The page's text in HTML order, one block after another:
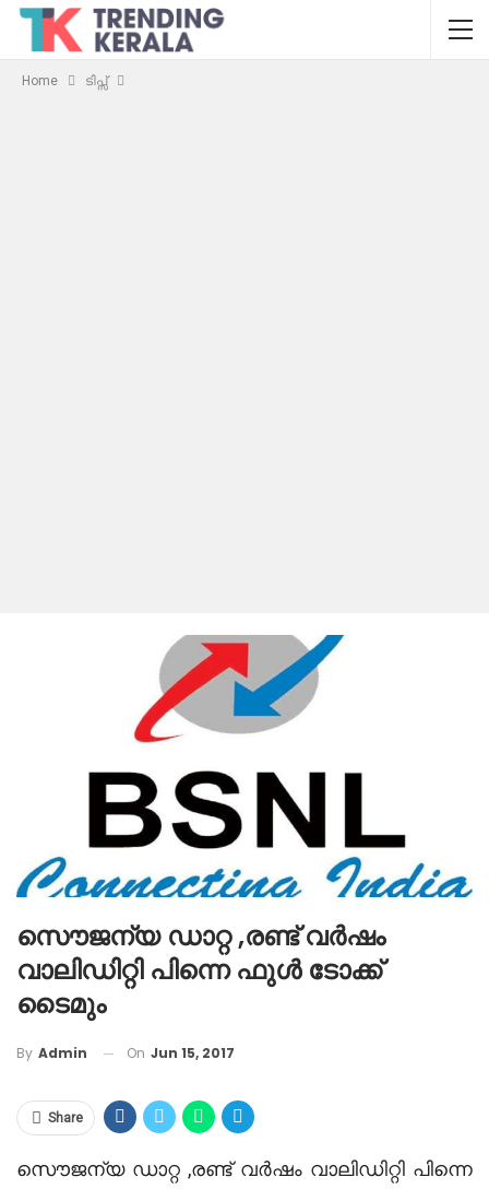
Home ടിപ്സ്
സൌജന്യ ഡാറ്റ ,രണ്ട് വര്‍ഷം
വാലിഡിറ്റി പിന്നെ ഫുള്‍ ടോക്ക്
ടൈമും
By Admin On Jun 15, 2017
Share
സൌജന്യ ഡാറ്റ ,രണ്ട് വര്‍ഷം വാലിഡിറ്റി പിന്നെ